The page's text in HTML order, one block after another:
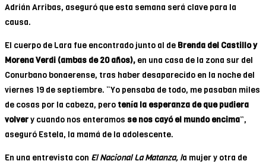
Adrián Arribas, aseguró que esta semana será clave para la
causa.
El cuerpo de Lara fue encontrado junto al de Brenda del Castillo y
Morena Verdi (ambas de 20 años), en una casa de la zona sur del
Conurbano bonaerense, tras haber desaparecido en la noche del
viernes 19 de septiembre. “Yo pensaba de todo, me pasaban miles
de cosas por la cabeza, pero tenía la esperanza de que pudiera
volvery cuando nos enteramos se nos cayó el mundo encima”,
aseguró Estela, la mamá de la adolescente.
En una entrevista con El Nacional La Matanza, la mujer y otra de